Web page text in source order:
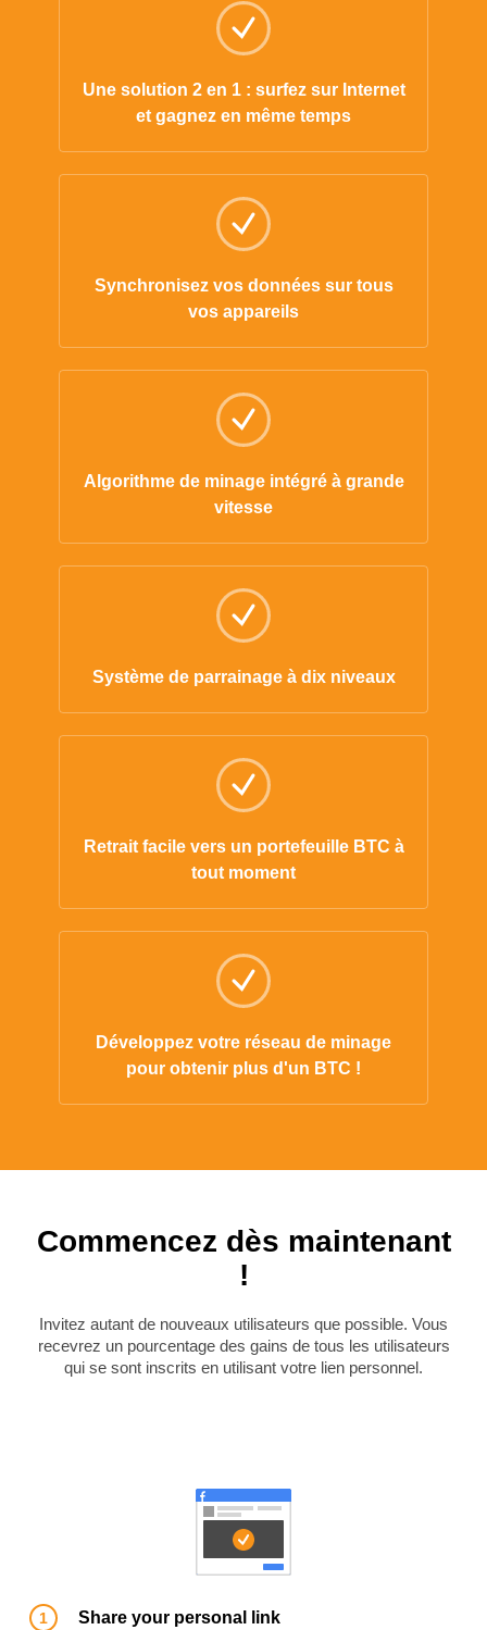
Une solution 2 en 1 : surfez sur Internet
et gagnez en même temps
Synchronisez vos données sur tous
vos appareils
Algorithme de minage intégré à grande
vitesse
Système de parrainage à dix niveaux
Retrait facile vers un portefeuille BTC à
tout moment
Développez votre réseau de minage
pour obtenir plus d'un BTC !
Commencez dès maintenant
!
Invitez autant de nouveaux utilisateurs que possible. Vous
recevrez un pourcentage des gains de tous les utilisateurs
qui se sont inscrits en utilisant votre lien personnel.
Share your personal link